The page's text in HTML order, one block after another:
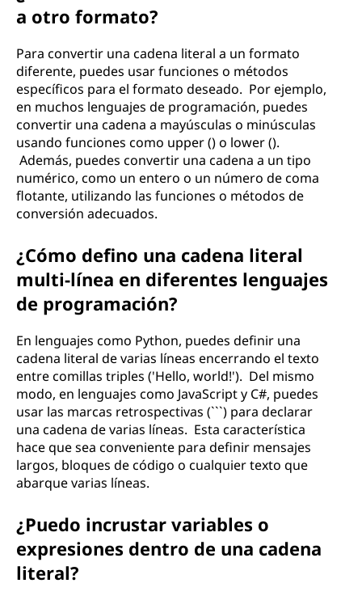
a otro formato?
Para convertir una cadena literal a un formato
diferente, puedes usar funciones o métodos
específicos para el formato deseado. Por ejemplo,
en muchos lenguajes de programación, puedes
convertir una cadena a mayúsculas o minúsculas
usando funciones como upper () o lower ().
Además, puedes convertir una cadena a un tipo
numérico, como un entero o un número de coma
flotante, utilizando las funciones o métodos de
conversión adecuados.
¿Cómo defino una cadena literal
multi-línea en diferentes lenguajes
de programación?
En lenguajes como Python, puedes definir una
cadena literal de varias líneas encerrando el texto
entre comillas triples ('Hello, world!'). Del mismo
modo, en lenguajes como JavaScript y C#, puedes
usar las marcas retrospectivas (```) para declarar
una cadena de varias líneas. Esta característica
hace que sea conveniente para definir mensajes
largos, bloques de código o cualquier texto que
abarque varias líneas.
¿Puedo incrustar variables o
expresiones dentro de una cadena
literal?